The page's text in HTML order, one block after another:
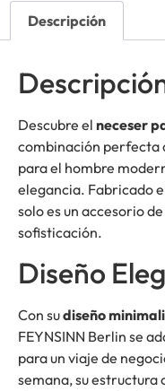
Descripción
Descubre el neceser
combinación perfecta
para el hombre
elegancia. Fabricado
solo es un accesorio
sofisticación.
Diseño
Con sudiseño
FEYNSINN Berlin se
para un viaje de
semana, su